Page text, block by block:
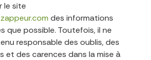
le site
des informations
que possible. Toutefois, il ne
responsable des oublis, des
et des carences dans la mise à